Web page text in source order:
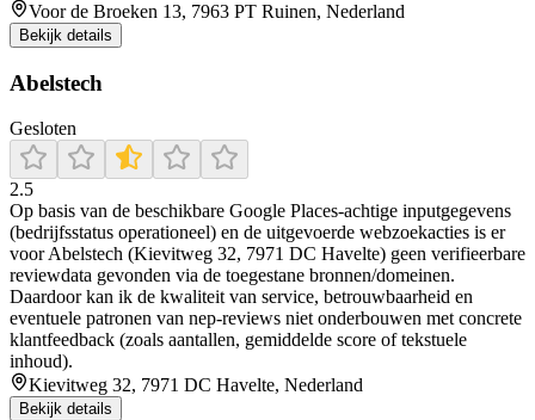
Voor de Broeken 13, 7963 PT Ruinen, Nederland
Bekijk details
Abelstech
Gesloten
2.5
Op basis van de beschikbare Google Places-achtige inputgegevens
(bedrijfsstatus operationeel) en de uitgevoerde webzoekacties is er
voor Abelstech (Kievitweg 32, 7971 DC Havelte) geen verifieerbare
reviewdata gevonden via de toegestane bronnen/domeinen.
Daardoor kan ik de kwaliteit van service, betrouwbaarheid en
eventuele patronen van nep-reviews niet onderbouwen met concrete
klantfeedback (zoals aantallen, gemiddelde score of tekstuele
inhoud).
Kievitweg 32, 7971 DC Havelte, Nederland
Bekijk details